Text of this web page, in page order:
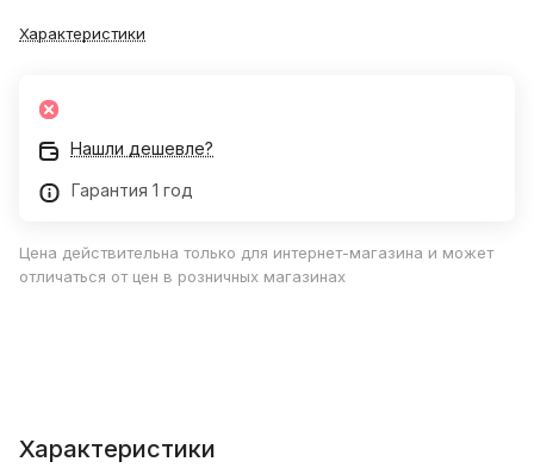
Характеристики
Нашли дешевле?
Гарантия 1 год
Цена действительна только для интернет-магазина и может
отличаться от цен в розничных магазинах
Характеристики